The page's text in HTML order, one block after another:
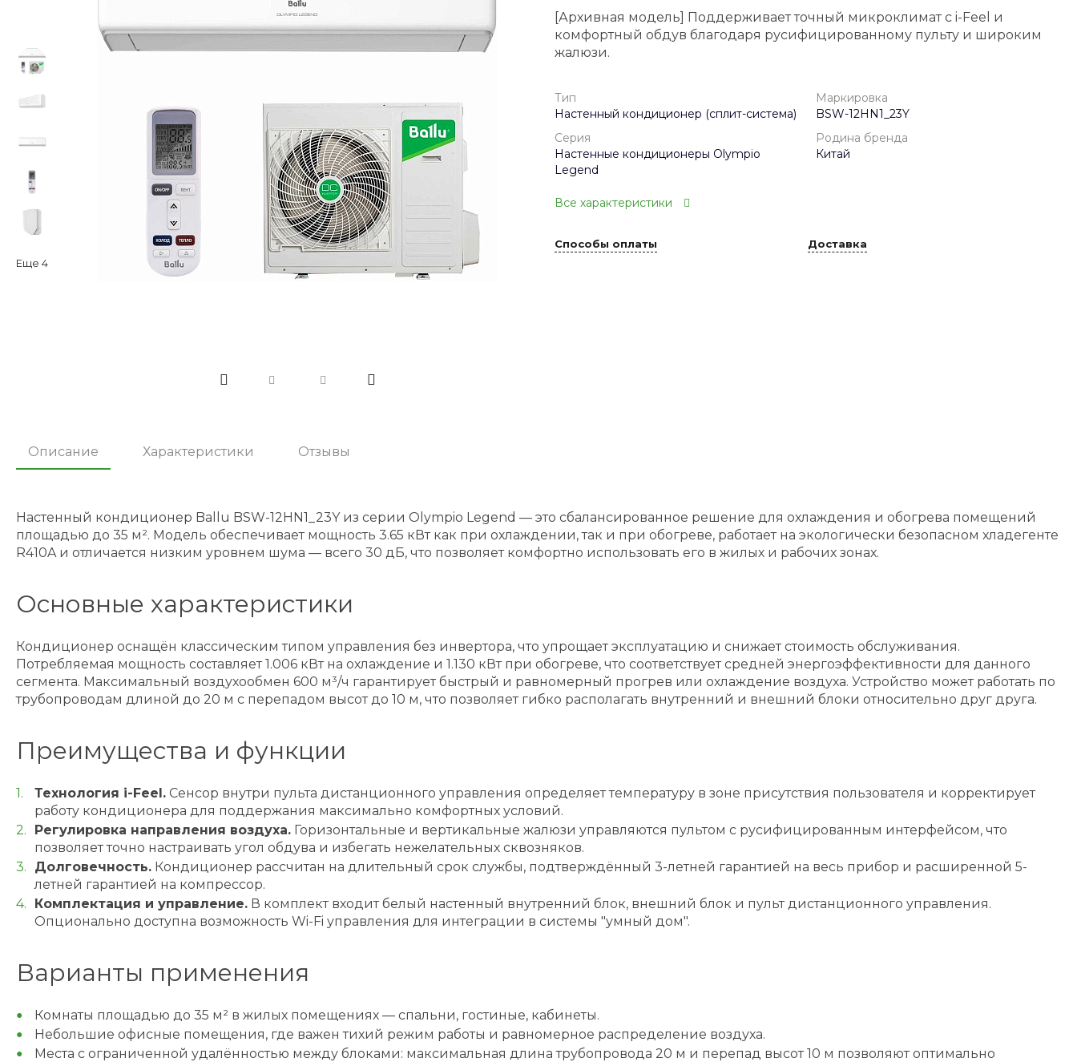
Еще 4
[Архивная модель] Поддерживает точный микроклимат с i-Feel и
комфортный обдув благодаря русифицированному пульту и широким
жалюзи.
Тип
Настенный кондиционер (сплит-система)
Маркировка
BSW-12HN1_23Y
Серия
Настенные кондиционеры Olympio
Legend
Родина бренда
Китай
Все характеристики
Способы оплаты Доставка
Описание Характеристики Отзывы
Настенный кондиционер Ballu BSW-12HN1_23Y из серии Olympio Legend — это сбалансированное решение для охлаждения и обогрева помещений
площадью до 35 м². Модель обеспечивает мощность 3.65 кВт как при охлаждении, так и при обогреве, работает на экологически безопасном хладегенте
R410A и отличается низким уровнем шума — всего 30 дБ, что позволяет комфортно использовать его в жилых и рабочих зонах.
Основные характеристики
Кондиционер оснащён классическим типом управления без инвертора, что упрощает эксплуатацию и снижает стоимость обслуживания.
Потребляемая мощность составляет 1.006 кВт на охлаждение и 1.130 кВт при обогреве, что соответствует средней энергоэффективности для данного
сегмента. Максимальный воздухообмен 600 м³/ч гарантирует быстрый и равномерный прогрев или охлаждение воздуха. Устройство может работать по
трубопроводам длиной до 20 м с перепадом высот до 10 м, что позволяет гибко располагать внутренний и внешний блоки относительно друг друга.
Преимущества и функции
Технология i-Feel.Сенсор внутри пульта дистанционного управления определяет температуру в зоне присутствия пользователя и корректирует
работу кондиционера для поддержания максимально комфортных условий.
Регулировка направления воздуха.Горизонтальные и вертикальные жалюзи управляются пультом с русифицированным интерфейсом, что
позволяет точно настраивать угол обдува и избегать нежелательных сквозняков.
Долговечность.Кондиционер рассчитан на длительный срок службы, подтверждённый 3-летней гарантией на весь прибор и расширенной 5-
летней гарантией на компрессор.
Комплектация и управление.В комплект входит белый настенный внутренний блок, внешний блок и пульт дистанционного управления.
Опционально доступна возможность Wi-Fi управления для интеграции в системы "умный дом".
Варианты применения
Комнаты площадью до 35 м² в жилых помещениях — спальни, гостиные, кабинеты.
Небольшие офисные помещения, где важен тихий режим работы и равномерное распределение воздуха.
Места с ограниченной удалённостью между блоками: максимальная длина трубопровода 20 м и перепад высот 10 м позволяют оптимально